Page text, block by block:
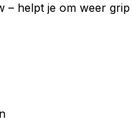
helpt je om weer